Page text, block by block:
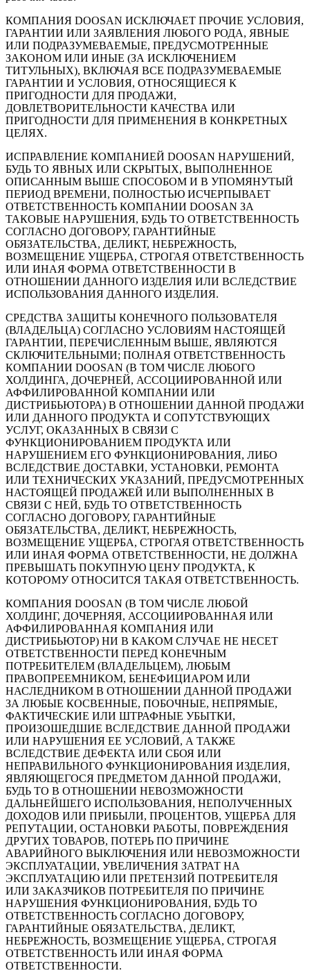
КОМПАНИЯ DOOSAN ИСКЛЮЧАЕТ ПРОЧИЕ УСЛОВИЯ,
ГАРАНТИИ ИЛИ ЗАЯВЛЕНИЯ ЛЮБОГО РОДА, ЯВНЫЕ
ИЛИ ПОДРАЗУМЕВАЕМЫЕ, ПРЕДУСМОТРЕННЫЕ
ЗАКОНОМ ИЛИ ИНЫЕ (ЗА ИСКЛЮЧЕНИЕМ
ТИТУЛЬНЫХ), ВКЛЮЧАЯ ВСЕ ПОДРАЗУМЕВАЕМЫЕ
ГАРАНТИИ И УСЛОВИЯ, ОТНОСЯЩИЕСЯ К
ПРИГОДНОСТИ ДЛЯ ПРОДАЖИ,
ДОВЛЕТВОРИТЕЛЬНОСТИ КАЧЕСТВА ИЛИ
ПРИГОДНОСТИ ДЛЯ ПРИМЕНЕНИЯ В КОНКРЕТНЫХ
ЦЕЛЯХ.
ИСПРАВЛЕНИЕ КОМПАНИЕЙ DOOSAN НАРУШЕНИЙ,
БУДЬ ТО ЯВНЫХ ИЛИ СКРЫТЫХ, ВЫПОЛНЕННОЕ
ОПИСАННЫМ ВЫШЕ СПОСОБОМ И В УПОМЯНУТЫЙ
ПЕРИОД ВРЕМЕНИ, ПОЛНОСТЬЮ ИСЧЕРПЫВАЕТ
ОТВЕТСТВЕННОСТЬ КОМПАНИИ DOOSAN ЗА
ТАКОВЫЕ НАРУШЕНИЯ, БУДЬ ТО ОТВЕТСТВЕННОСТЬ
СОГЛАСНО ДОГОВОРУ, ГАРАНТИЙНЫЕ
ОБЯЗАТЕЛЬСТВА, ДЕЛИКТ, НЕБРЕЖНОСТЬ,
ВОЗМЕЩЕНИЕ УЩЕРБА, СТРОГАЯ ОТВЕТСТВЕННОСТЬ
ИЛИ ИНАЯ ФОРМА ОТВЕТСТВЕННОСТИ В
ОТНОШЕНИИ ДАННОГО ИЗДЕЛИЯ ИЛИ ВСЛЕДСТВИЕ
ИСПОЛЬЗОВАНИЯ ДАННОГО ИЗДЕЛИЯ.
СРЕДСТВА ЗАЩИТЫ КОНЕЧНОГО ПОЛЬЗОВАТЕЛЯ
(ВЛАДЕЛЬЦА) СОГЛАСНО УСЛОВИЯМ НАСТОЯЩЕЙ
ГАРАНТИИ, ПЕРЕЧИСЛЕННЫМ ВЫШЕ, ЯВЛЯЮТСЯ
СКЛЮЧИТЕЛЬНЫМИ; ПОЛНАЯ ОТВЕТСТВЕННОСТЬ
КОМПАНИИ DOOSAN (В ТОМ ЧИСЛЕ ЛЮБОГО
ХОЛДИНГА, ДОЧЕРНЕЙ, АССОЦИИРОВАННОЙ ИЛИ
АФФИЛИРОВАННОЙ КОМПАНИИ ИЛИ
ДИСТРИБЬЮТОРА) В ОТНОШЕНИИ ДАННОЙ ПРОДАЖИ
ИЛИ ДАННОГО ПРОДУКТА И СОПУТСТВУЮЩИХ
УСЛУГ, ОКАЗАННЫХ В СВЯЗИ С
ФУНКЦИОНИРОВАНИЕМ ПРОДУКТА ИЛИ
НАРУШЕНИЕМ ЕГО ФУНКЦИОНИРОВАНИЯ, ЛИБО
ВСЛЕДСТВИЕ ДОСТАВКИ, УСТАНОВКИ, РЕМОНТА
ИЛИ ТЕХНИЧЕСКИХ УКАЗАНИЙ, ПРЕДУСМОТРЕННЫХ
НАСТОЯЩЕЙ ПРОДАЖЕЙ ИЛИ ВЫПОЛНЕННЫХ В
СВЯЗИ С НЕЙ, БУДЬ ТО ОТВЕТСТВЕННОСТЬ
СОГЛАСНО ДОГОВОРУ, ГАРАНТИЙНЫЕ
ОБЯЗАТЕЛЬСТВА, ДЕЛИКТ, НЕБРЕЖНОСТЬ,
ВОЗМЕЩЕНИЕ УЩЕРБА, СТРОГАЯ ОТВЕТСТВЕННОСТЬ
ИЛИ ИНАЯ ФОРМА ОТВЕТСТВЕННОСТИ, НЕ ДОЛЖНА
ПРЕВЫШАТЬ ПОКУПНУЮ ЦЕНУ ПРОДУКТА, К
КОТОРОМУ ОТНОСИТСЯ ТАКАЯ ОТВЕТСТВЕННОСТЬ.
КОМПАНИЯ DOOSAN (В ТОМ ЧИСЛЕ ЛЮБОЙ
ХОЛДИНГ, ДОЧЕРНЯЯ, АССОЦИИРОВАННАЯ ИЛИ
АФФИЛИРОВАННАЯ КОМПАНИЯ ИЛИ
ДИСТРИБЬЮТОР) НИ В КАКОМ СЛУЧАЕ НЕ НЕСЕТ
ОТВЕТСТВЕННОСТИ ПЕРЕД КОНЕЧНЫМ
ПОТРЕБИТЕЛЕМ (ВЛАДЕЛЬЦЕМ), ЛЮБЫМ
ПРАВОПРЕЕМНИКОМ, БЕНЕФИЦИАРОМ ИЛИ
НАСЛЕДНИКОМ В ОТНОШЕНИИ ДАННОЙ ПРОДАЖИ
ЗА ЛЮБЫЕ КОСВЕННЫЕ, ПОБОЧНЫЕ, НЕПРЯМЫЕ,
ФАКТИЧЕСКИЕ ИЛИ ШТРАФНЫЕ УБЫТКИ,
ПРОИЗОШЕДШИЕ ВСЛЕДСТВИЕ ДАННОЙ ПРОДАЖИ
ИЛИ НАРУШЕНИЯ ЕЕ УСЛОВИЙ, А ТАКЖЕ
ВСЛЕДСТВИЕ ДЕФЕКТА ИЛИ СБОЯ ИЛИ
НЕПРАВИЛЬНОГО ФУНКЦИОНИРОВАНИЯ ИЗДЕЛИЯ,
ЯВЛЯЮЩЕГОСЯ ПРЕДМЕТОМ ДАННОЙ ПРОДАЖИ,
БУДЬ ТО В ОТНОШЕНИИ НЕВОЗМОЖНОСТИ
ДАЛЬНЕЙШЕГО ИСПОЛЬЗОВАНИЯ, НЕПОЛУЧЕННЫХ
ДОХОДОВ ИЛИ ПРИБЫЛИ, ПРОЦЕНТОВ, УЩЕРБА ДЛЯ
РЕПУТАЦИИ, ОСТАНОВКИ РАБОТЫ, ПОВРЕЖДЕНИЯ
ДРУГИХ ТОВАРОВ, ПОТЕРЬ ПО ПРИЧИНЕ
АВАРИЙНОГО ВЫКЛЮЧЕНИЯ ИЛИ НЕВОЗМОЖНОСТИ
ЭКСПЛУАТАЦИИ, УВЕЛИЧЕНИЯ ЗАТРАТ НА
ЭКСПЛУАТАЦИЮ ИЛИ ПРЕТЕНЗИЙ ПОТРЕБИТЕЛЯ
ИЛИ ЗАКАЗЧИКОВ ПОТРЕБИТЕЛЯ ПО ПРИЧИНЕ
НАРУШЕНИЯ ФУНКЦИОНИРОВАНИЯ, БУДЬ ТО
ОТВЕТСТВЕННОСТЬ СОГЛАСНО ДОГОВОРУ,
ГАРАНТИЙНЫЕ ОБЯЗАТЕЛЬСТВА, ДЕЛИКТ,
НЕБРЕЖНОСТЬ, ВОЗМЕЩЕНИЕ УЩЕРБА, СТРОГАЯ
ОТВЕТСТВЕННОСТЬ ИЛИ ИНАЯ ФОРМА
ОТВЕТСТВЕННОСТИ.